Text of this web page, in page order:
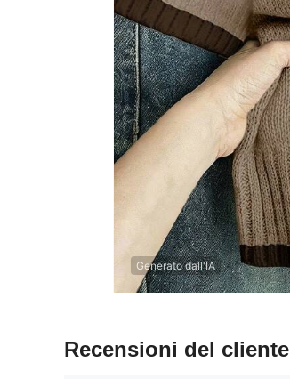
Generato dall'IA
Recensioni del cliente